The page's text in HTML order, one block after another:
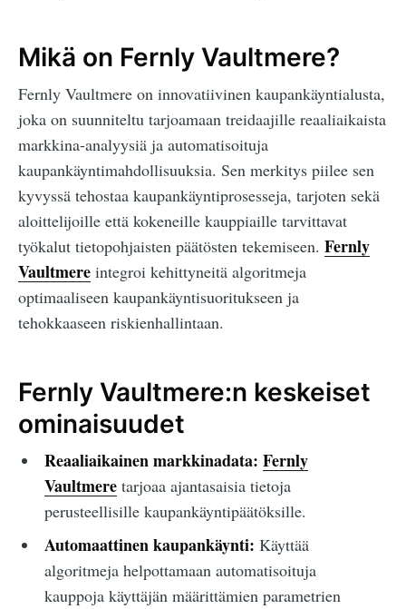
Mikä on Fernly Vaultmere?
Fernly Vaultmere on innovatiivinen kaupankäyntialusta,
joka on suunniteltu tarjoamaan treidaajille reaaliaikaista
markkina-analyysiä ja automatisoituja
kaupankäyntimahdollisuuksia. Sen merkitys piilee sen
kyvyssä tehostaa kaupankäyntiprosesseja, tarjoten sekä
aloittelijoille että kokeneille kauppiaille tarvittavat
työkalut tietopohjaisten päätösten tekemiseen. Fernly
Vaultmere integroi kehittyneitä algoritmeja
optimaaliseen kaupankäyntisuoritukseen ja
tehokkaaseen riskienhallintaan.
Fernly Vaultmere:n keskeiset
ominaisuudet
Reaaliaikainen markkinadata: Fernly
Vaultmeretarjoaa ajantasaisia tietoja
perusteellisille kaupankäyntipäätöksille.
Automaattinen kaupankäynti: Käyttää
algoritmeja helpottamaan automatisoituja
kauppoja käyttäjän määrittämien parametrien